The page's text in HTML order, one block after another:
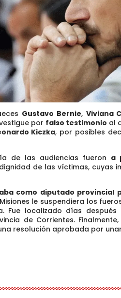
Gustavo Bernie, Viviana
por falso testimonio al
Kiczka, por posibles
de las audiencias fueron a
de las víctimas, cuyas
como diputado provincial
le suspendiera los
Fue localizado días
de Corrientes.
resolución aprobada por